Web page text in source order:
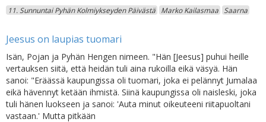
11. Sunnuntai Pyhän Kolmiykseyden Päivästä Marko Kailasmaa Saarna
Jeesus on laupias tuomari
Isän, Pojan ja Pyhän Hengen nimeen. "Hän [Jeesus] puhui heille
vertauksen siitä, että heidän tuli aina rukoilla eikä väsyä. Hän
sanoi: "Eräässä kaupungissa oli tuomari, joka ei pelännyt Jumalaa
eikä hävennyt ketään ihmistä. Siinä kaupungissa oli naisleski, joka
tuli hänen luokseen ja sanoi: 'Auta minut oikeuteeni riitapuoltani
vastaan.' Mutta pitkään